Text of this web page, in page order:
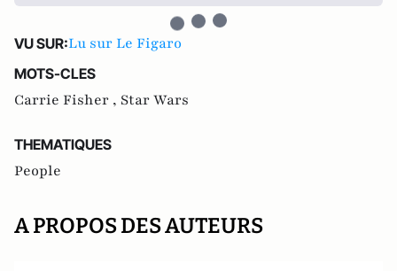
VU SUR:Lu sur Le Figaro
MOTS-CLES
Carrie Fisher , Star Wars
THEMATIQUES
People
A PROPOS DES AUTEURS